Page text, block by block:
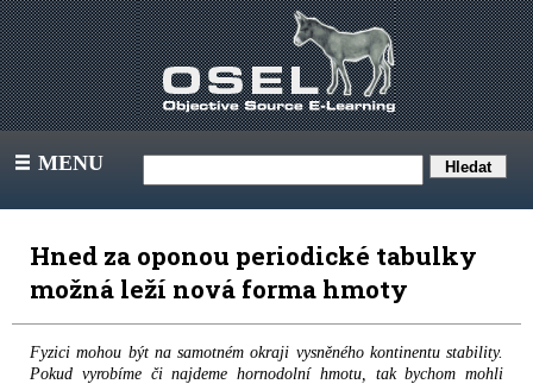
III MENU
Hned za oponou periodické tabulky
možná leží nová forma hmoty
Fyzici mohou být na samotném okraji vysněného kontinentu stability.
Pokud vyrobíme či najdeme hornodolní hmotu, tak bychom mohli